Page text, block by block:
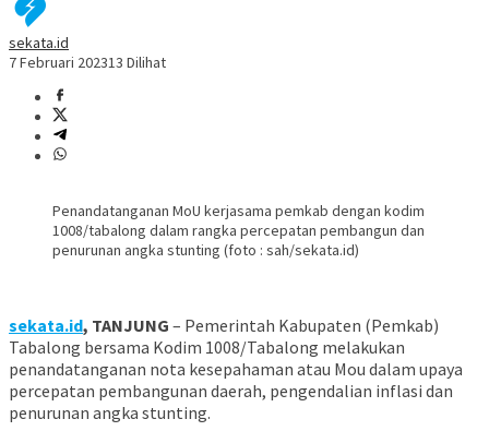
sekata.id
7 Februari 202313 Dilihat
Penandatanganan MoU kerjasama pemkab dengan kodim
1008/tabalong dalam rangka percepatan pembangun dan
penurunan angka stunting (foto : sah/sekata.id)
sekata.id, TANJUNG – Pemerintah Kabupaten (Pemkab)
Tabalong bersama Kodim 1008/Tabalong melakukan
penandatanganan nota kesepahaman atau Mou dalam upaya
percepatan pembangunan daerah, pengendalian inflasi dan
penurunan angka stunting.